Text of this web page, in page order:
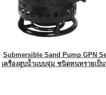
Submersible Sand Pump GPN
เครื่องสูบน้ำแบบจุ่ม ชนิดทนทรายเป็น